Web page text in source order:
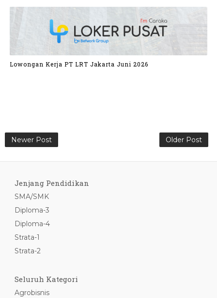
Lowongan Kerja PT LRT Jakarta Juni 2026
Newer Post Older Post
Jenjang Pendidikan
SMA/SMK
Diploma-3
Diploma-4
Strata-1
Strata-2
Seluruh Kategori
Agrobisnis